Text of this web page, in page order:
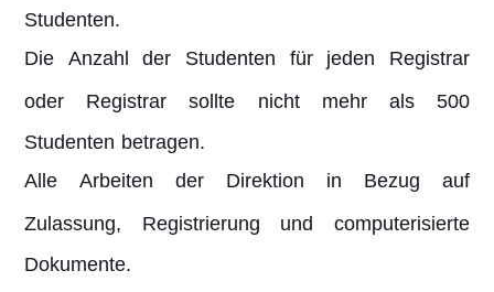
Studenten.
Die Anzahl der Studenten für jeden Registrar
oder Registrar sollte nicht mehr als 500
Studenten betragen.
Alle Arbeiten der Direktion in Bezug auf
Zulassung, Registrierung und computerisierte
Dokumente.